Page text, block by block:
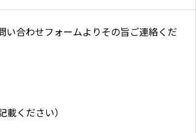
合わせフォームよりその旨ご連絡くだ
ください）